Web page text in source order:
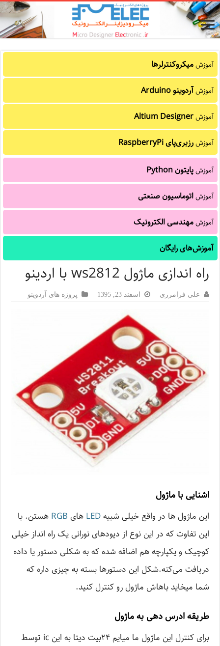
آموزشمیکروکنترلرها
آموزشآردوینو Arduino
آموزشAltium Designer
آموزشرزبری‌پای RaspberryPi
آموزشپایتون Python
آموزشاتوماسیون صنعتی
آموزشمهندسی الکترونیک
آموزش‌های رایگان
راه اندازی ماژول ws2812 با اردینو
علی فرامرزی اسفند 23, 1395 پروژه های آردوینو
اشنایی با ماژول
این ماژول ها در واقع خیلی شبیهLED های RGB هستن. با
این تفاوت که در این نوع از دیود‌های نورانی یک راه انداز خیلی
کوچیک و یکپارچه هم اضافه شده که به شکلی دستور یا داده
دریافت می‌کنه.شکل این دستور‌ها بسته به چیزی داره که
شما میخاید باهاش ماژول رو کنترل کنید.
طریقه ادرس دهی به ماژول
برای کنترل این ماژول ما میایم ۲۴بیت دیتا به این ic توسط